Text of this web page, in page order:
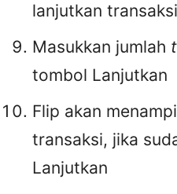
lanjutkan transaksi
Masukkan jumlah
tombol Lanjutkan
Flip akan
transaksi, jika
Lanjutkan